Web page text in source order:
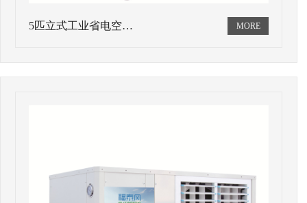
5匹立式工业省电空…